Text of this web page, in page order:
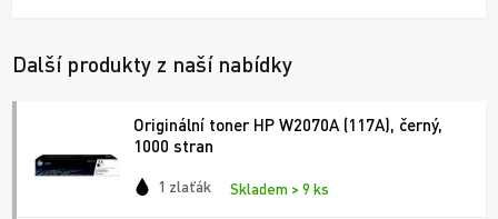
Další produkty z naší nabídky
Originální toner HP W2070A (117A), černý,
1000 stran
1 zlaťák Skladem > 9 ks